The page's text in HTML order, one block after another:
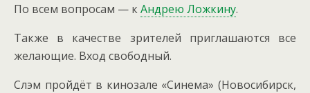
По всем вопросам — кАндрею Ложкину.
Также в качестве зрителей приглашаются все
желающие. Вход свободный.
Слэм пройдёт в кинозале «Синема» (Новосибирск,